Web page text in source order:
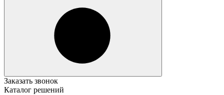
Заказать звонок
Каталог решений